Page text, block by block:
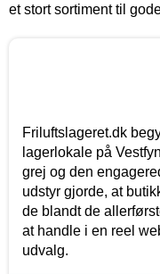
et stort sortiment til
Friluftslageret.dk
lagerlokale på
grej og den
udstyr gjorde, at
de blandt de
at handle i en reel
udvalg.